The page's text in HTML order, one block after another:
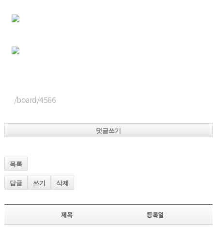
/board/4566
댓글쓰기
목록
답글 쓰기 삭제
제목 등록일